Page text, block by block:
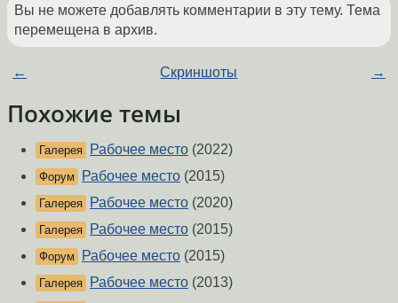
Вы не можете добавлять комментарии в эту тему. Тема
перемещена в архив.
← Скриншоты →
Похожие темы
Галерея Рабочее место (2022)
Форум Рабочее место (2015)
Галерея Рабочее место (2020)
Галерея Рабочее место (2015)
Форум Рабочее место (2015)
Галерея Рабочее место (2013)